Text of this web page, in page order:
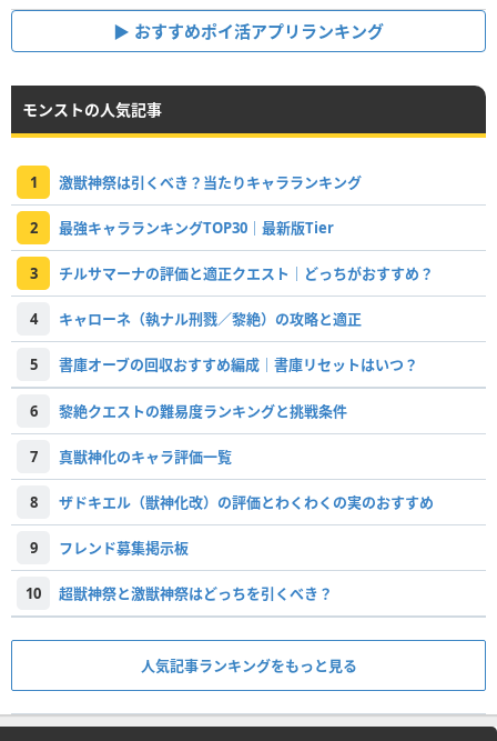
おすすめポイ活アプリランキング
モンストの人気記事
1 激獣神祭は引くべき？当たりキャラランキング
2 最強キャラランキングTOP30｜最新版Tier
3 チルサマーナの評価と適正クエスト｜どっちがおすすめ？
4 キャローネ（執ナル刑戮／黎絶）の攻略と適正
5 書庫オーブの回収おすすめ編成｜書庫リセットはいつ？
6 黎絶クエストの難易度ランキングと挑戦条件
7 真獣神化のキャラ評価一覧
8 ザドキエル（獣神化改）の評価とわくわくの実のおすすめ
9 フレンド募集掲示板
10 超獣神祭と激獣神祭はどっちを引くべき？
人気記事ランキングをもっと見る